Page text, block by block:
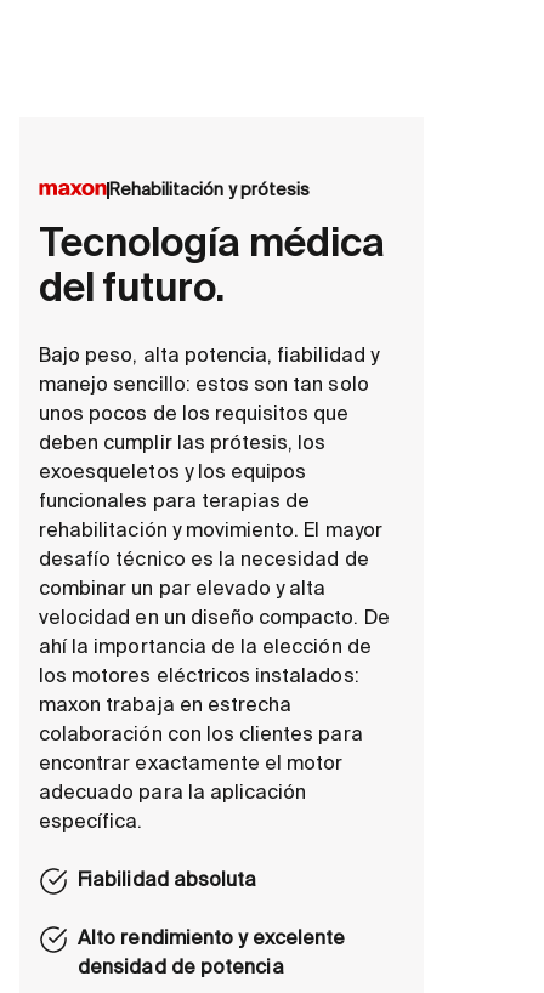
Rehabilitación y prótesis
Tecnología médica
del futuro.
Bajo peso, alta potencia, fiabilidad y
manejo sencillo: estos son tan solo
unos pocos de los requisitos que
deben cumplir las prótesis, los
exoesqueletos y los equipos
funcionales para terapias de
rehabilitación y movimiento. El mayor
desafío técnico es la necesidad de
combinar un par elevado y alta
velocidad en un diseño compacto. De
ahí la importancia de la elección de
los motores eléctricos instalados:
maxon trabaja en estrecha
colaboración con los clientes para
encontrar exactamente el motor
adecuado para la aplicación
específica.
Fiabilidad absoluta
Alto rendimiento y excelente
densidad de potencia